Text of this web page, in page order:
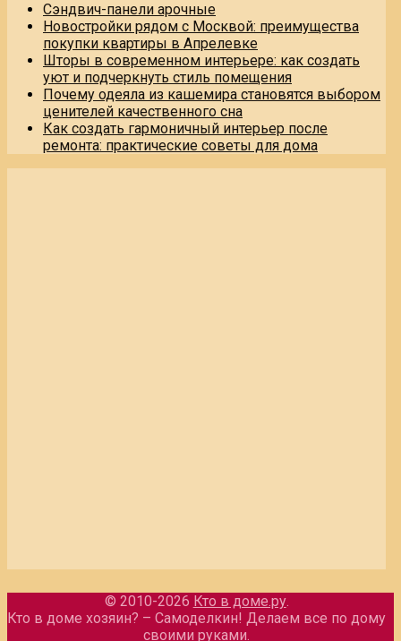
Сэндвич-панели арочные
Новостройки рядом с Москвой: преимущества
покупки квартиры в Апрелевке
Шторы в современном интерьере: как создать
уют и подчеркнуть стиль помещения
Почему одеяла из кашемира становятся выбором
ценителей качественного сна
Как создать гармоничный интерьер после
ремонта: практические советы для дома
© 2010-2026 Кто в доме.ру.
Кто в доме хозяин? – Самоделкин! Делаем все по дому
своими руками.